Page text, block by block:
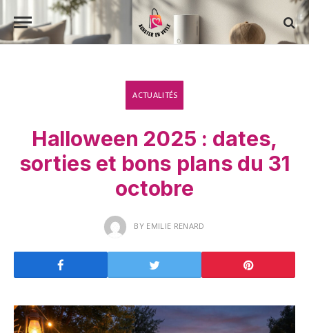
ACTUALITÉS
Halloween 2025 : dates,
sorties et bons plans du 31
octobre
BY EMILIE RENARD